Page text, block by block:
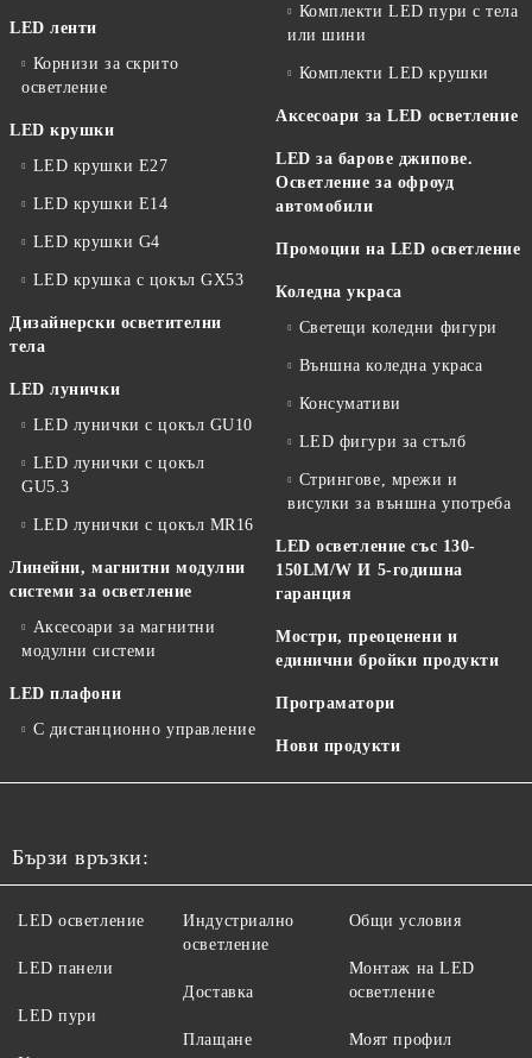
LED ленти
Корнизи за скрито
осветление
LED крушки
LED крушки E27
LED крушки E14
LED крушки G4
LED крушка с цокъл GX53
Дизайнерски осветителни
тела
LED лунички
LED лунички с цокъл GU10
LED лунички с цокъл
GU5.3
LED лунички с цокъл MR16
Линейни, магнитни модулни
системи за осветление
Аксесоари за магнитни
модулни системи
LED плафони
С дистанционно управление
Комплекти LED пури с тела
или шини
Комплекти LED крушки
Аксесоари за LED осветление
LED за барове джипове.
Осветление за офроуд
автомобили
Промоции на LED осветление
Коледна украса
Светещи коледни фигури
Външна коледна украса
Консумативи
LED фигури за стълб
Стрингове, мрежи и
висулки за външна употреба
LED осветление със 130-
150LM/W И 5-годишна
гаранция
Мостри, преоценени и
единични бройки продукти
Програматори
Нови продукти
Бързи връзки:
LED осветление
LED панели
LED пури
Индустриално
осветление
Доставка
Плащане
Общи условия
Монтаж на LED
осветление
Моят профил